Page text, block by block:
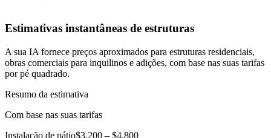
Estimativas instantâneas de estruturas
A sua IA fornece preços aproximados para estruturas residenciais,
obras comerciais para inquilinos e adições, com base nas suas tarifas
por pé quadrado.
Resumo da estimativa
Com base nas suas tarifas
Instalação de pátio$3,200 – $4,800